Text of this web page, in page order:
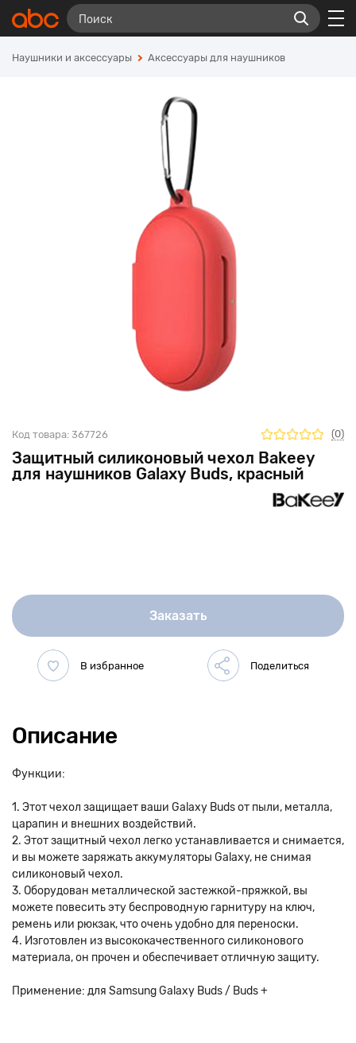
Наушники и аксессуары Аксессуары для наушников
Защитный силиконовый чехол Bakeey
для наушников Galaxy Buds, красный
Код товара: 367726 (0)
Заказать
Описание
Функции:
1. Этот чехол защищает ваши Galaxy Buds от пыли, металла,
царапин и внешних воздействий.
2. Этот защитный чехол легко устанавливается и снимается,
и вы можете заряжать аккумуляторы Galaxy, не снимая
силиконовый чехол.
3. Оборудован металлической застежкой-пряжкой, вы
можете повесить эту беспроводную гарнитуру на ключ,
ремень или рюкзак, что очень удобно для переноски.
4. Изготовлен из высококачественного силиконового
материала, он прочен и обеспечивает отличную защиту.
Применение: для Samsung Galaxy Buds / Buds +